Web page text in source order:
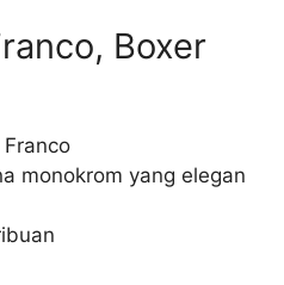
Boxer
monokrom yang elegan